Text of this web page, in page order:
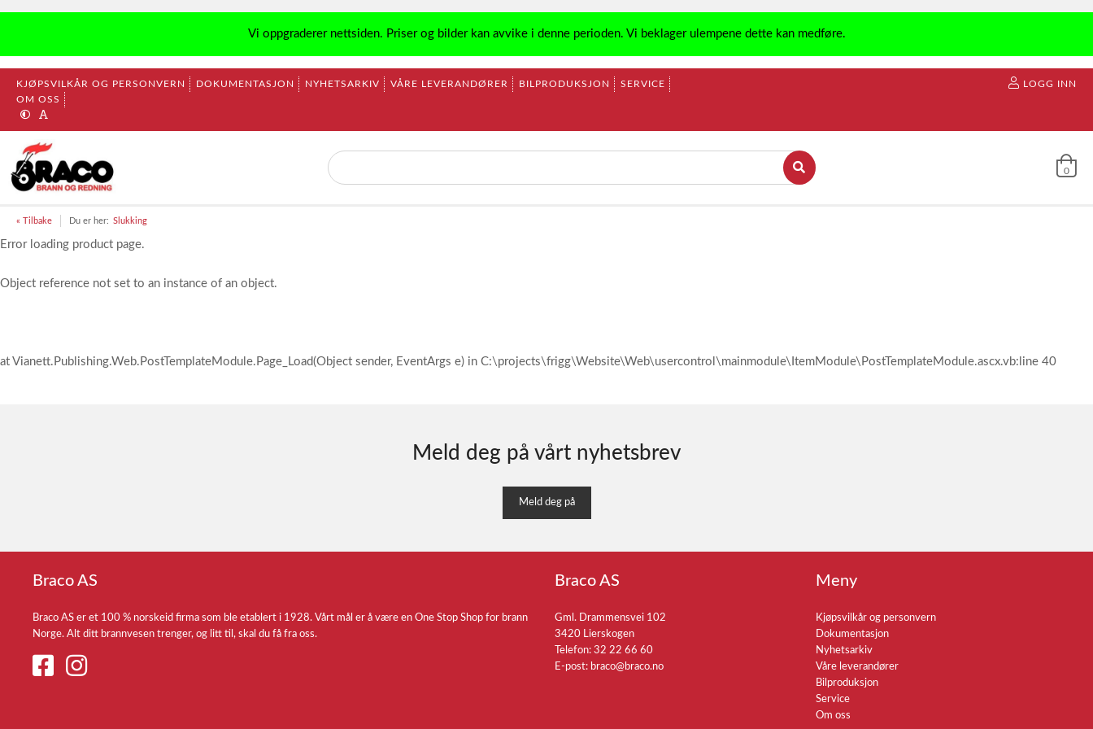
Vi oppgraderer nettsiden. Priser og bilder kan avvike i denne perioden. Vi beklager ulempene dette kan medføre.
KJØPSVILKÅR OG PERSONVERN DOKUMENTASJON NYHETSARKIV VÅRE LEVERANDØRER BILPRODUKSJON
SERVICE
OM OSS
LOGG INN
0
« Tilbake Du er her: Slukking
Error loading product page.
Object reference not set to an instance of an object.
at Vianett.Publishing.Web.PostTemplateModule.Page_Load(Object sender, EventArgs e) in C:\projects\frigg\Website\Web\usercontrol\mainmodule\ItemModule\PostTemplateModule.ascx.vb:line 40
Meld deg på vårt nyhetsbrev
Meld deg på
Braco AS
Braco AS er et 100 % norskeid firma som ble etablert i 1928. Vårt mål er å være en One Stop Shop for brann
Norge. Alt ditt brannvesen trenger, og litt til, skal du få fra oss.
Braco AS
Gml. Drammensvei 102
3420 Lierskogen
Telefon: 32 22 66 60
E-post: braco@braco.no
Meny
Kjøpsvilkår og personvern
Dokumentasjon
Nyhetsarkiv
Våre leverandører
Bilproduksjon
Service
Om oss